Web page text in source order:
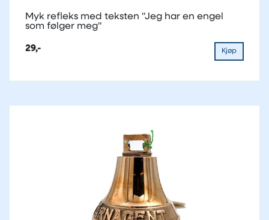
Myk refleks med teksten "Jeg har en engel
som følger meg"
29,- Kjøp